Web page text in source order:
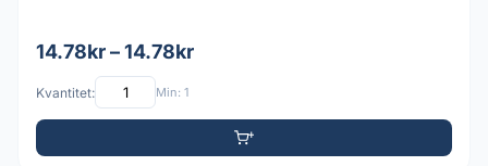
14.78kr – 14.78kr
Kvantitet: Min: 1